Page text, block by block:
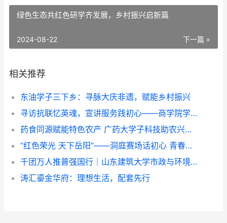
绿色生态共红色研学齐发展，乡村振兴启新篇
下一篇 »
2024-08-22
相关推荐
东油学子三下乡：寻脉大庆非遗，赋能乡村振兴
寻访抗联忆英魂，宣讲服务践初心——商学院学生团队三下乡纪实
药食同源赋能特色农产 广药大学子科技助农兴乡——广东药科大学中药学院“紫酝兴乡”突击队赴云浮市天堂镇开展暑期三下乡实践
“红色荣光 天下岳阳”——洞庭赛场话初心 青春作品传家国
千团万人推普强国行｜山东建筑大学市政与环境工程学院“语润新声·筑美疆来”志愿服务队赴莎车县开展实践活动
​涛汇鎏金华府：理想生活，配套先行